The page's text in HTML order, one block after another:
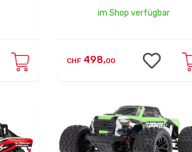
im Shop verfügbar
CHF498,00